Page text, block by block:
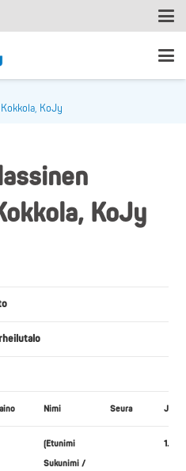
KoJy
KoJy
Nimi Seura
(Etunimi
Sukunimi /
1.